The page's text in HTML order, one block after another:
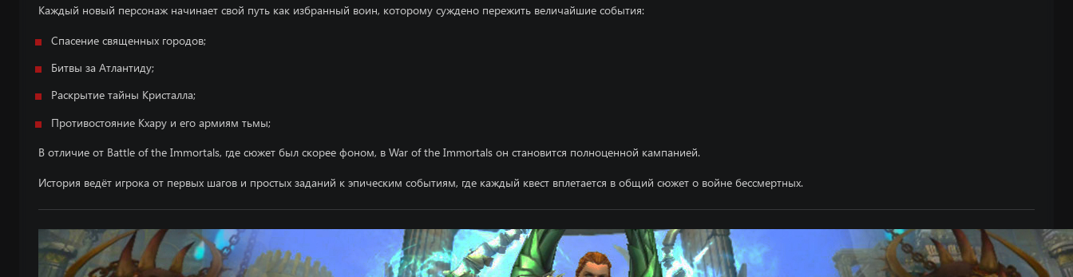
Каждый новый персонаж начинает свой путь как избранный воин, которому суждено пережить величайшие события:
Спасение священных городов;
Битвы за Атлантиду;
Раскрытие тайны Кристалла;
Противостояние Кхару и его армиям тьмы;
В отличие от Battle of the Immortals, где сюжет был скорее фоном, в War of the Immortals он становится полноценной кампанией.
История ведёт игрока от первых шагов и простых заданий к эпическим событиям, где каждый квест вплетается в общий сюжет о войне бессмертных.